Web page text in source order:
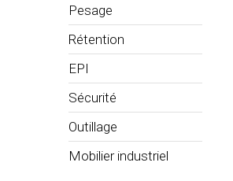
Pesage
Rétention
EPI
Sécurité
Outillage
Mobilier industriel